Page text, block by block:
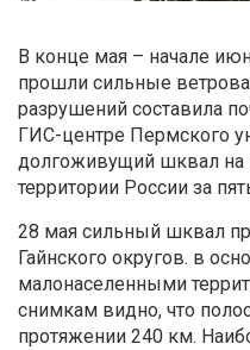
В конце мая – начале
прошли сильные
разрушений составила
ГИС-центре Пермского
долгоживущий шквал на
территории России за
28 мая сильный шквал
Гайнского округов. в
малонаселенными
снимкам видно, что
протяжении 240 км.